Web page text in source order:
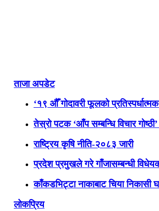
ताजा अपडेट
‘१९ औँ गोदावरी फूलको
तेस्रो पटक ‘आँप सम्बन्धि विचार
राष्ट्रिय कृषि नीति-२०८३ जारी
प्रदेश प्रमुखले गरे गाँजासम्बन्धी
काँकडभिट्टा नाकाबाट चिया निकासी
लोकप्रिय